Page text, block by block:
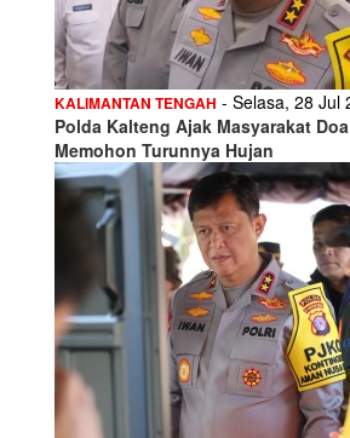
KALIMANTAN TENGAH - Selasa, 28 Jul
Polda Kalteng Ajak Masyarakat
Memohon Turunnya Hujan